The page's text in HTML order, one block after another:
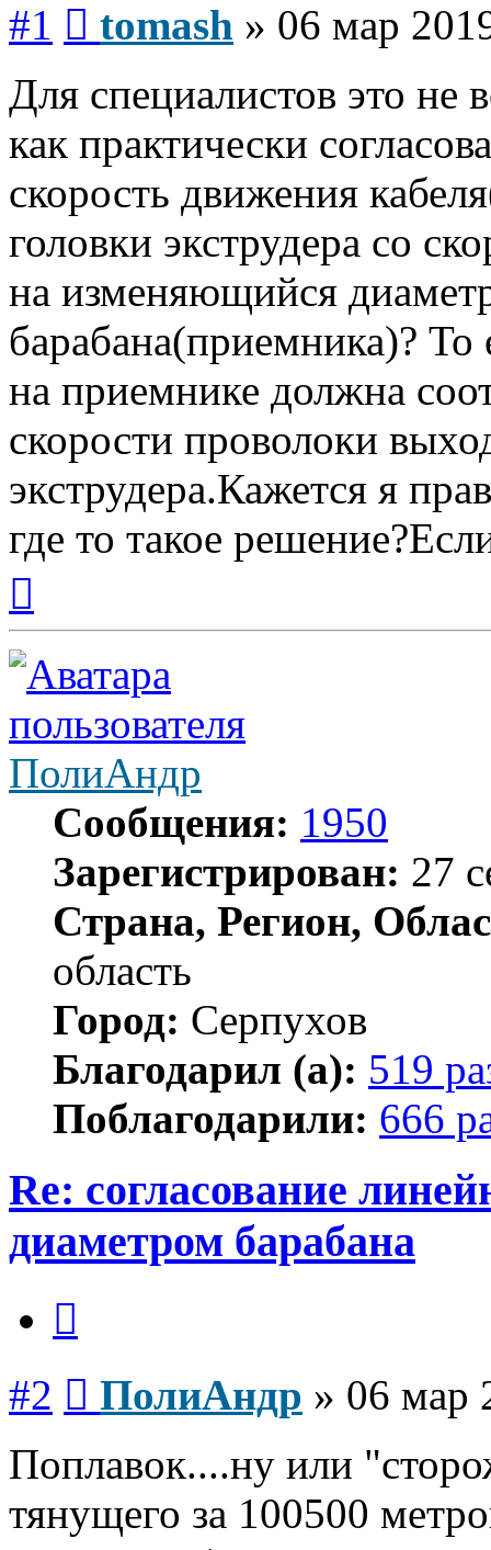
#1 tomash » 06 мар
Для специалистов это не
как практически
скорость движения
головки экструдера со
на изменяющийся
барабана(приемника)? То
на приемнике должна
скорости проволоки
экструдера.Кажется я
где то такое
началу
ПолиАндр
Сообщения: 1950
Зарегистрирован: 27
Страна, Регион,
область
Город: Серпухов
Благодарил (а): 519
Поблагодарили: 666
Re: согласование
диаметром барабана
#2 ПолиАндр » 06 мар
Поплавок....ну или
тянущего за 100500